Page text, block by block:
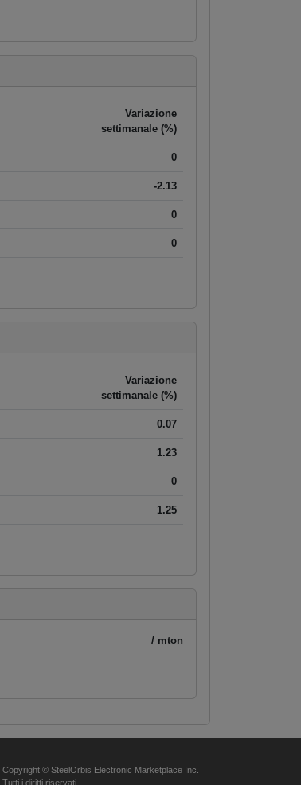
Variazione
settimanale (%)
0
-2.13
0
0
Variazione
settimanale (%)
0.07
1.23
0
1.25
/ mton
Copyright © SteelOrbis Electronic Marketplace Inc.
Tutti i diritti riservati